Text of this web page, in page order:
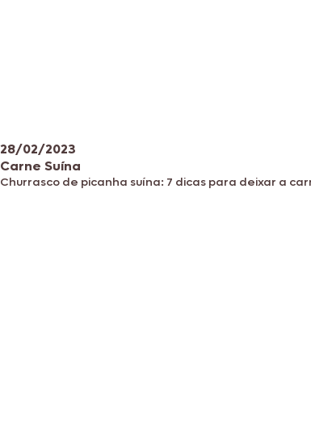
28/02/2023
Carne Suína
Churrasco de picanha suína: 7 dicas para deixar a